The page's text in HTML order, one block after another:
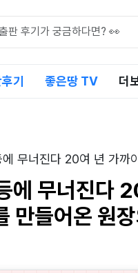
기 좋은땅 TV 더
무너진다 20여 년 가
에 무너진다
만들어온 원